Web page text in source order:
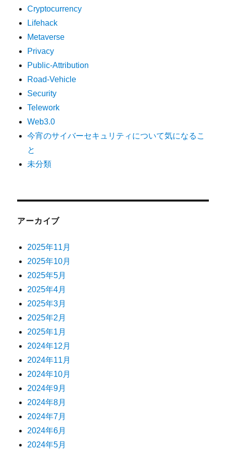
Cryptocurrency
Lifehack
Metaverse
Privacy
Public-Attribution
Road-Vehicle
Security
Telework
Web3.0
今宵のサイバーセキュリティについて気になるこ
と
未分類
アーカイブ
2025年11月
2025年10月
2025年5月
2025年4月
2025年3月
2025年2月
2025年1月
2024年12月
2024年11月
2024年10月
2024年9月
2024年8月
2024年7月
2024年6月
2024年5月